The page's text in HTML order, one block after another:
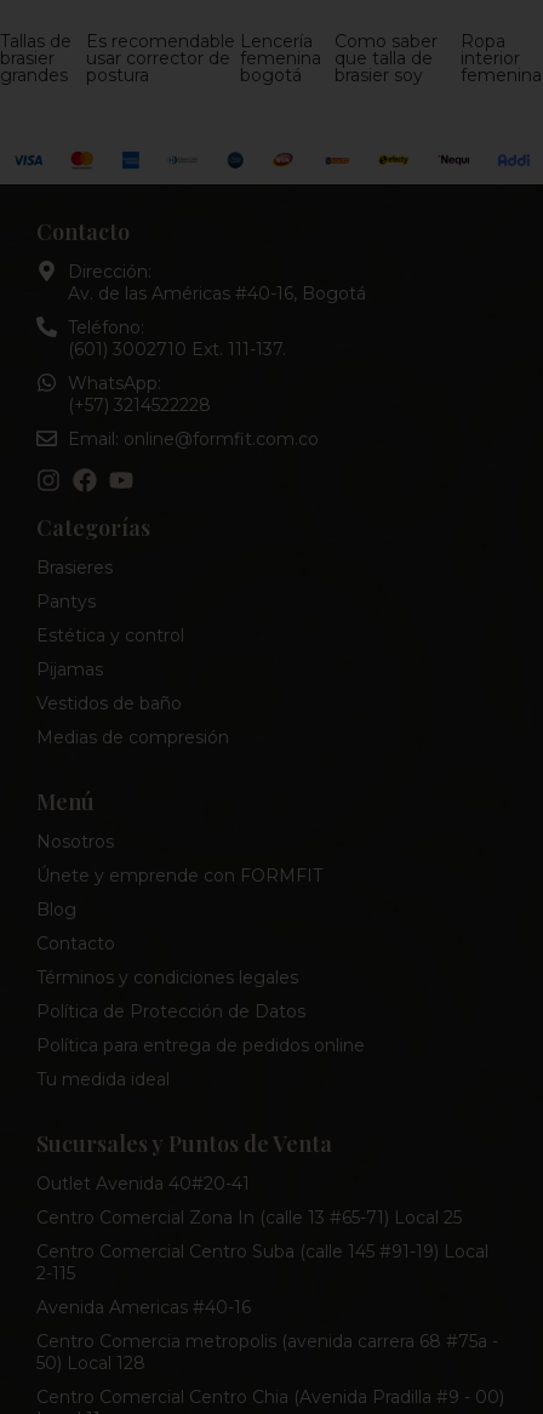
Tallas de
brasier
grandes
Es recomendable
usar corrector de
postura
Lencería
femenina
bogotá
Como saber
que talla de
brasier soy
Ropa
interior
femenina
Contacto
Dirección:
Av. de las Américas #40-16, Bogotá
Teléfono:
(601) 3002710 Ext. 111-137.
WhatsApp:
(+57) 3214522228
Email: online@formfit.com.co
Categorías
Brasieres
Pantys
Estética y control
Pijamas
Vestidos de baño
Medias de compresión
Menú
Nosotros
Únete y emprende con FORMFIT
Blog
Contacto
Términos y condiciones legales
Política de Protección de Datos
Política para entrega de pedidos online
Tu medida ideal
Sucursales y Puntos de Venta
Outlet Avenida 40#20-41
Centro Comercial Zona In (calle 13 #65-71) Local 25
Centro Comercial Centro Suba (calle 145 #91-19) Local
2-115
Avenida Americas #40-16
Centro Comercia metropolis (avenida carrera 68 #75a -
50) Local 128
Centro Comercial Centro Chia (Avenida Pradilla #9 - 00)